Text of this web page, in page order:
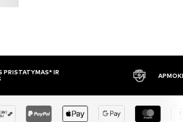
PRISTATYMAS* IR